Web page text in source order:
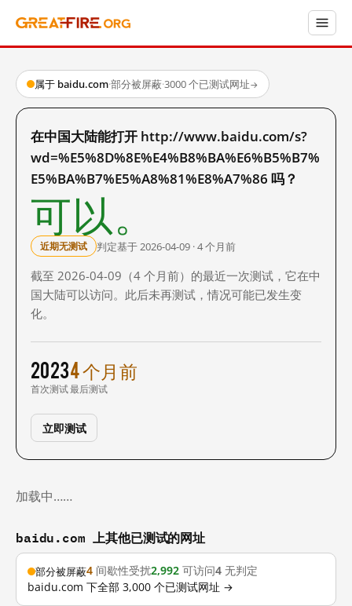
属于 baidu.com·部分被屏蔽·3000 个已测试网址→
在中国大陆能打开 http://www.baidu.com/s?
wd=%E5%8D%8E%E4%B8%BA%E6%B5%B7%
E5%BA%B7%E5%A8%81%E8%A7%86 吗？
可以。
近期无测试 判定基于 2026-04-09 · 4 个月前
截至 2026-04-09（4 个月前）的最近一次测试，它在中
国大陆可以访问。此后未再测试，情况可能已发生变
化。
2023
首次测试
4 个月前
最后测试
立即测试
加载中……
baidu.com 上其他已测试的网址
部分被屏蔽4 间歇性受扰2,992 可访问4 无判定
baidu.com 下全部 3,000 个已测试网址 →